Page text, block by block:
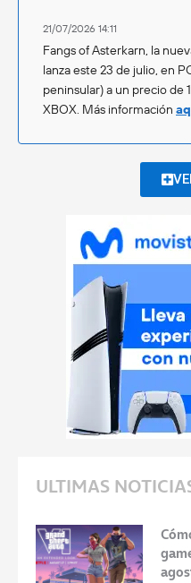
21/07/2026 14:11
Fangs of Asterkarn, la
lanza este 23 de julio, en
peninsular) a un precio de
XBOX. Más información
ULTIMAS